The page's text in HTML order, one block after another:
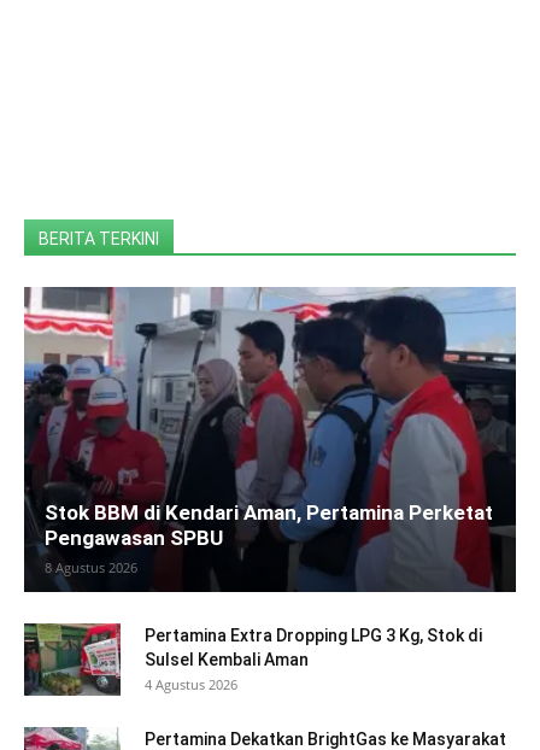
BERITA TERKINI
Stok BBM di Kendari Aman, Pertamina Perketat
Pengawasan SPBU
8 Agustus 2026
Pertamina Extra Dropping LPG 3 Kg, Stok di
Sulsel Kembali Aman
4 Agustus 2026
Pertamina Dekatkan BrightGas ke Masyarakat